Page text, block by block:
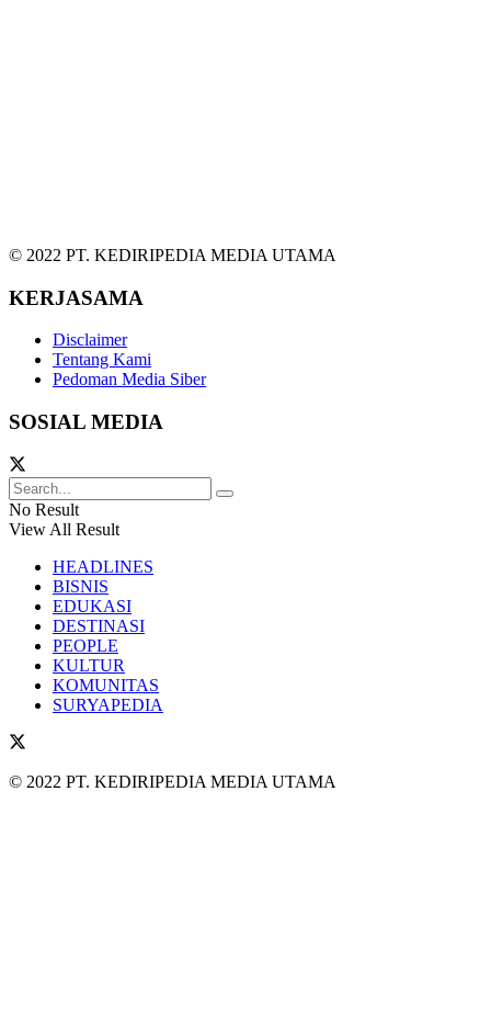
© 2022 PT. KEDIRIPEDIA MEDIA UTAMA
KERJASAMA
Disclaimer
Tentang Kami
Pedoman Media Siber
SOSIAL MEDIA
No Result
View All Result
HEADLINES
BISNIS
EDUKASI
DESTINASI
PEOPLE
KULTUR
KOMUNITAS
SURYAPEDIA
© 2022 PT. KEDIRIPEDIA MEDIA UTAMA